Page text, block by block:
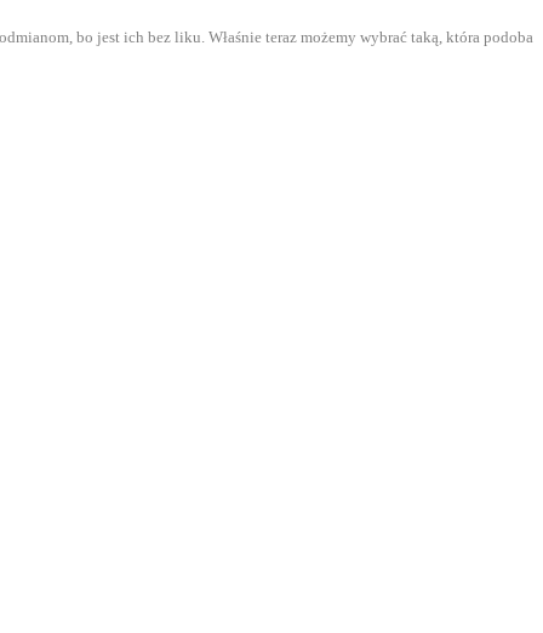
bo jest ich bez liku. Właśnie teraz możemy wybrać taką, która podoba